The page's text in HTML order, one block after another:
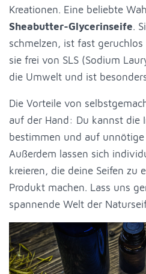
Kreationen. Eine beliebte
Sheabutter-Glycerinseife.
schmelzen, ist fast
sie frei von SLS (Sodium
die Umwelt und ist
Die Vorteile von
auf der Hand: Du kannst die
bestimmen und auf
Außerdem lassen sich
kreieren, die deine Seifen zu
Produkt machen. Lass uns
spannende Welt der